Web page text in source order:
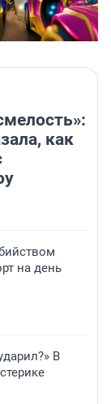
как
на день
В